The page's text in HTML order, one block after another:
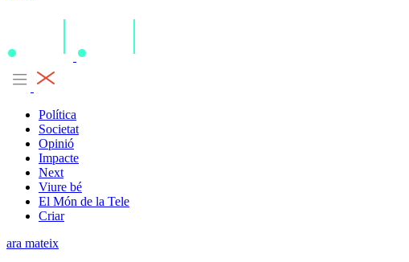
Política
Societat
Opinió
Impacte
Next
Viure bé
El Món de la Tele
Criar
ara mateix